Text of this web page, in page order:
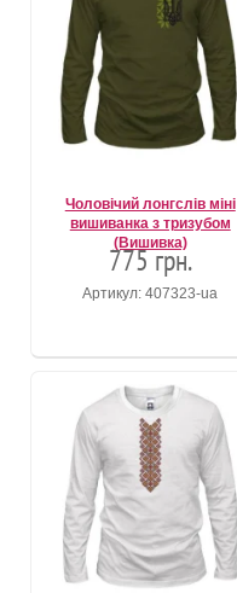
Чоловічий лонгслів міні
вишиванка з тризубом
(Вишивка)
775 грн.
Артикул: 407323-ua